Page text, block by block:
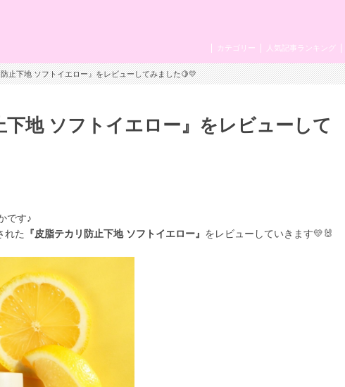
人気記事ランキング
カテゴリー
止下地 ソフトイエロー』をレビューしてみました🍋💛
地 ソフトイエロー』をレビューして
です♪
れた 『皮脂テカリ防止下地 ソフトイエロー』 をレビューしていきます💛🐰